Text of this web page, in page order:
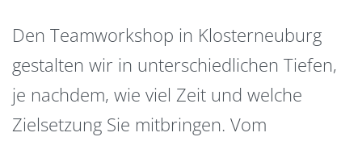
Den Teamworkshop in Klosterneuburg
gestalten wir in unterschiedlichen Tiefen,
je nachdem, wie viel Zeit und welche
Zielsetzung Sie mitbringen. Vom